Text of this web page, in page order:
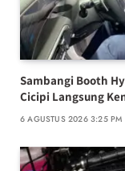
Sambangi Booth
Cicipi Langsung
6 AGUSTUS 2026 3:25 PM